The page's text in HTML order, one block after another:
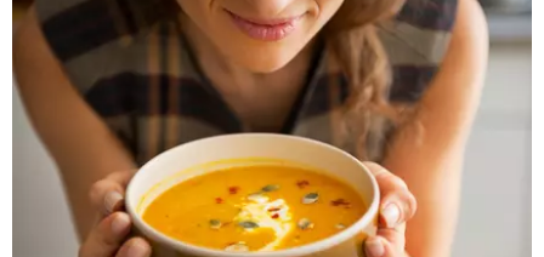
SESSO
BAMBINO
DIETA
GUIDE